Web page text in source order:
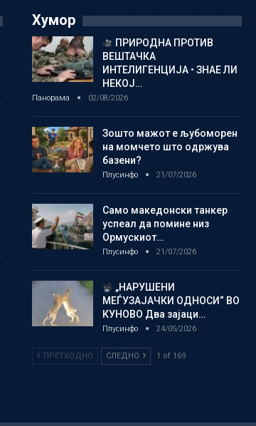
Хумор
ПРИРОДНА ПРОТИВ
ВЕШТАЧКА
ИНТЕЛИГЕНЦИЈА • ЗНАЕ ЛИ
НЕКОЈ…
Панорама 02/08/2026
Зошто мажот е љубоморен
на момчето што одржува
базени?
Плусинфо 21/07/2026
Само македонски танкер
успеал да помине низ
Ормускиот…
Плусинфо 21/07/2026
„НАРУШЕНИ
МЕЃУЗАЈАЧКИ ОДНОСИ“ ВО
КУНОВО Два зајаци…
Плусинфо 24/05/2026
ПРЕТХОДНО СЛЕДНО 1 of 169